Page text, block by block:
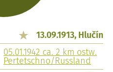
13.09.1913, Hlučín
05.01.1942 ca. 2 km ostw.
Pertetschno/Russland